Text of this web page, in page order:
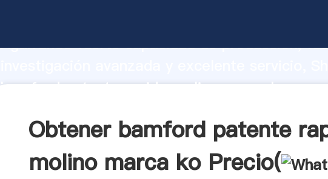
Agarrando fuerte capacidad de producción,
bamford patente rapido molino marca ko
Obtener bamford patente
molino marca ko Precio(